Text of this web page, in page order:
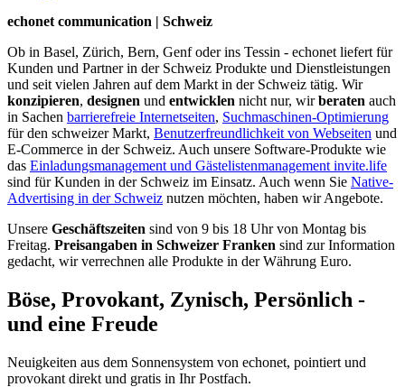
echonet communication | Schweiz
Ob in Basel, Zürich, Bern, Genf oder ins Tessin - echonet liefert für
Kunden und Partner in der Schweiz Produkte und Dienstleistungen
und seit vielen Jahren auf dem Markt in der Schweiz tätig. Wir
konzipieren, designen und entwicklen nicht nur, wirberaten auch
in Sachen barrierefreie Internetseiten, Suchmaschinen-Optimierung
für den schweizer Markt, Benutzerfreundlichkeit von Webseiten und
E-Commerce in der Schweiz. Auch unsere Software-Produkte wie
das Einladungsmanagement und Gästelistenmanagement invite.life
sind für Kunden in der Schweiz im Einsatz. Auch wenn Sie Native-
Advertising in der Schweiz nutzen möchten, haben wir Angebote.
Unsere Geschäftszeiten sind von 9 bis 18 Uhr von Montag bis
Freitag. Preisangaben in Schweizer Franken sind zur Information
gedacht, wir verrechnen alle Produkte in der Währung Euro.
Böse, Provokant, Zynisch, Persönlich -
und eine Freude
Neuigkeiten aus dem Sonnensystem von echonet, pointiert und
provokant direkt und gratis in Ihr Postfach.